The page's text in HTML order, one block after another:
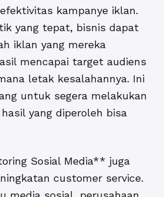
kampanye iklan.
yang tepat, bisnis dapat
iklan yang mereka
mencapai target audiens
letak kesalahannya. Ini
untuk segera melakukan
yang diperoleh bisa
Sosial Media** juga
customer service.